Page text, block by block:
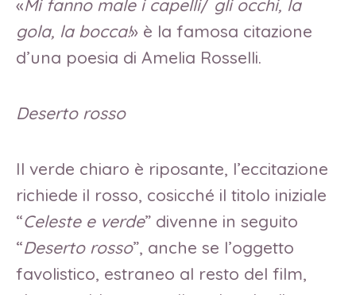
«Mi fanno male i capelli/ gli occhi, la
gola, la bocca!» è la famosa citazione
d’una poesia di Amelia Rosselli.
Deserto rosso
Il verde chiaro è riposante, l’eccitazione
richiede il rosso, cosicché il titolo iniziale
“Celeste e verde” divenne in seguito
“Deserto rosso”, anche se l’oggetto
favolistico, estraneo al resto del film,